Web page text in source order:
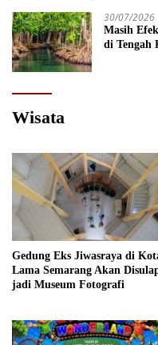
30/07/2026
Masih
di Tengah
Wisata
Gedung Eks Jiwasraya di
Lama Semarang Akan
jadi Museum Fotografi